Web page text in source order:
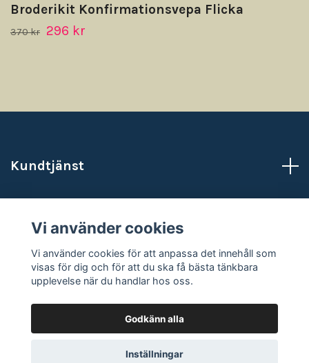
Broderikit Konfirmationsvepa Flicka
370 kr 296 kr
Kundtjänst
Sociala medier
© 2026 NataliasAteljePowered by Quickbutik
Vi använder cookies
Vi använder cookies för att anpassa det innehåll som
visas för dig och för att du ska få bästa tänkbara
upplevelse när du handlar hos oss.
Godkänn alla
Inställningar